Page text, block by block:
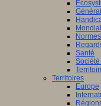
Santé
Territoires
Europe